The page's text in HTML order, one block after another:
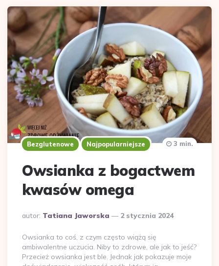
Bezglutenowe Najpopularniejsze
Owsianka z bogactwem
kwasów omega
Dodane
autor: Tatiana Jaworska 2 stycznia 2024
3 min.
Owsianka to coś, z czym często wiążą się
ambiwalentne uczucia. Niby to zdrowe, ale jak to jeść?
Przecież owsianka jest ble. Jednak jak pokazuje moje